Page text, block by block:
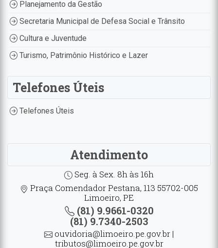
Planejamento da Gestão
Secretaria Municipal de Defesa Social e Trânsito
Cultura e Juventude
Turismo, Patrimônio Histórico e Lazer
Telefones Úteis
Telefones Úteis
Atendimento
Seg. à Sex. 8h às 16h
Praça Comendador Pestana, 113 55702-005
Limoeiro, PE
(81) 9.9661-0320
(81) 9.7340-2503
ouvidoria@limoeiro.pe.gov.br |
tributos@limoeiro.pe.gov.br